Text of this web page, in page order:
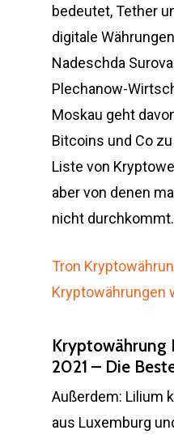
bedeutet, Tether
digitale
Nadeschda
Plechanow-
Moskau geht
Bitcoins und Co
Liste von
aber von denen
nicht durchkommt.
Tron
Kryptowährungen
Kryptowährung
2021 – Die
Außerdem: Lilium
aus Luxemburg